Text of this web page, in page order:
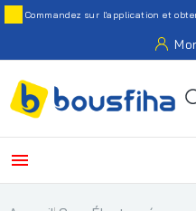
Commandez sur l'application et
